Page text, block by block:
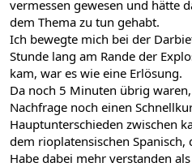
vermessen gewesen und hätte
dem Thema zu tun gehabt.
Ich bewegte mich bei der
Stunde lang am Rande der
kam, war es wie eine Erlösung.
Da noch 5 Minuten übrig
Nachfrage noch einen
Hauptunterschieden zwischen
dem rioplatensischen
Habe dabei mehr verstanden